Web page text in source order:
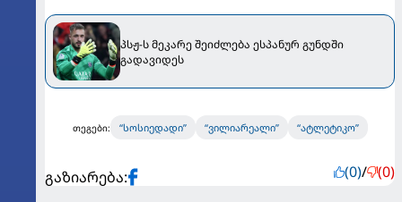
პსჟ-ს მეკარე შეიძლება ესპანურ გუნდში
გადავიდეს
თეგები: “სოსიედადი” “ვილიარეალი” “ატლეტიკო”
გაზიარება: (0)/ (0)